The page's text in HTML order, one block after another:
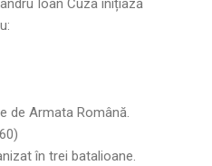
Ioan Cuza inițiază
de Armata Română.
în trei batalioane.